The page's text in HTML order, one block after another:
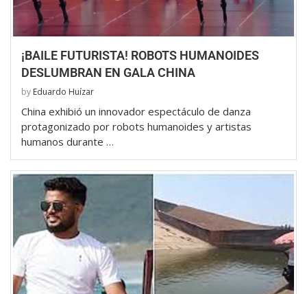
¡BAILE FUTURISTA! ROBOTS HUMANOIDES
DESLUMBRAN EN GALA CHINA
by Eduardo Huízar
China exhibió un innovador espectáculo de danza
protagonizado por robots humanoides y artistas
humanos durante …